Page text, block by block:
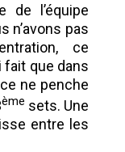
de l’équipe
n’avons pas
ce
fait que dans
ne penche
ème sets. Une
entre les